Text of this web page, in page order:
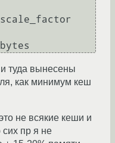
туда вынесены
как минимум кеш
не всякие кеши и
пр я не